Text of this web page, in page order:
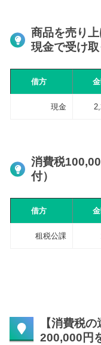
商品を売り
現金で受け取
借方
現金
消費税
付）
借方
租税公課
【消費税
200,000円